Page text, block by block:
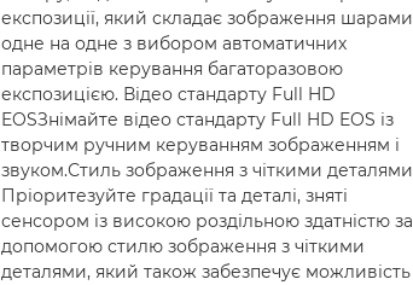
експозиції, який складає зображення шарами
одне на одне з вибором автоматичних
параметрів керування багаторазовою
експозицією. Відео стандарту Full HD
EOSЗнімайте відео стандарту Full HD EOS із
творчим ручним керуванням зображенням і
звуком.Стиль зображення з чіткими деталями
Пріоритезуйте градації та деталі, зняті
сенсором із високою роздільною здатністю за
допомогою стилю зображення з чіткими
деталями, який також забезпечує можливість